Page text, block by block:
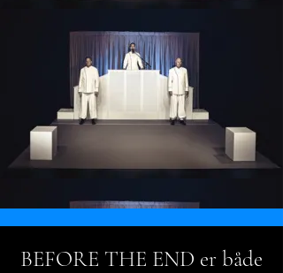
BEFORE THE END er både